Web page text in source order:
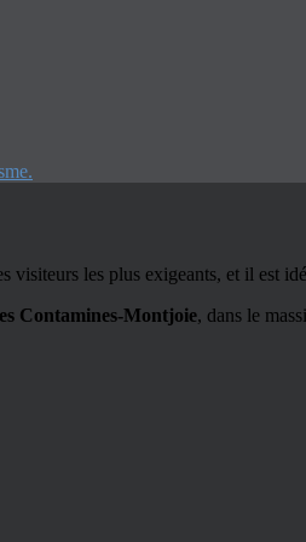
visiteurs les plus exigeants, et il est
Contamines-Montjoie, dans le